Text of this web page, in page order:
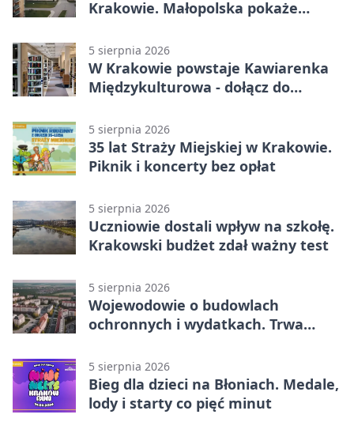
Krakowie. Małopolska pokaże
5 sierpnia 2026
W Krakowie powstaje Kawiarenka
Międzykulturowa - dołącz do
5 sierpnia 2026
35 lat Straży Miejskiej w Krakowie.
Piknik i koncerty bez opłat
5 sierpnia 2026
Uczniowie dostali wpływ na szkołę.
Krakowski budżet zdał ważny test
5 sierpnia 2026
Wojewodowie o budowlach
ochronnych i wydatkach. Trwa
5 sierpnia 2026
Bieg dla dzieci na Błoniach. Medale,
lody i starty co pięć minut